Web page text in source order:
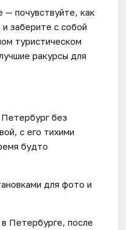
— почувствуйте, как
заберите с собой
туристическом
ракурсы для
без
с его тихими
будто
для фото и
Петербурге, после